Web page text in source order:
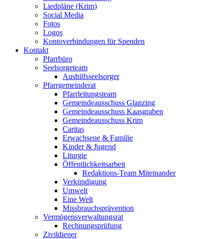
Liedpläne (Krim)
Social Media
Fotos
Logos
Kontoverbindungen für Spenden
Kontakt
Pfarrbüro
Seelsorgeteam
Aushilfsseelsorger
Pfarrgemeinderat
Pfarrleitungsteam
Gemeindeausschuss Glanzing
Gemeindeausschuss Kaasgraben
Gemeindeausschuss Krim
Caritas
Erwachsene & Familie
Kinder & Jugend
Liturgie
Öffentlichkeitsarbeit
Redaktions-Team Miteinander
Verkündigung
Umwelt
Eine Welt
Missbrauchsprävention
Vermögensverwaltungsrat
Rechnungsprüfung
Zivildiener